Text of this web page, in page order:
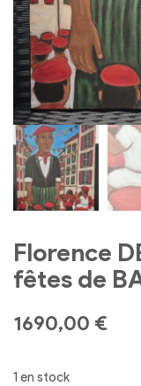
Florence
fêtes de
1690,00 €
1 en stock